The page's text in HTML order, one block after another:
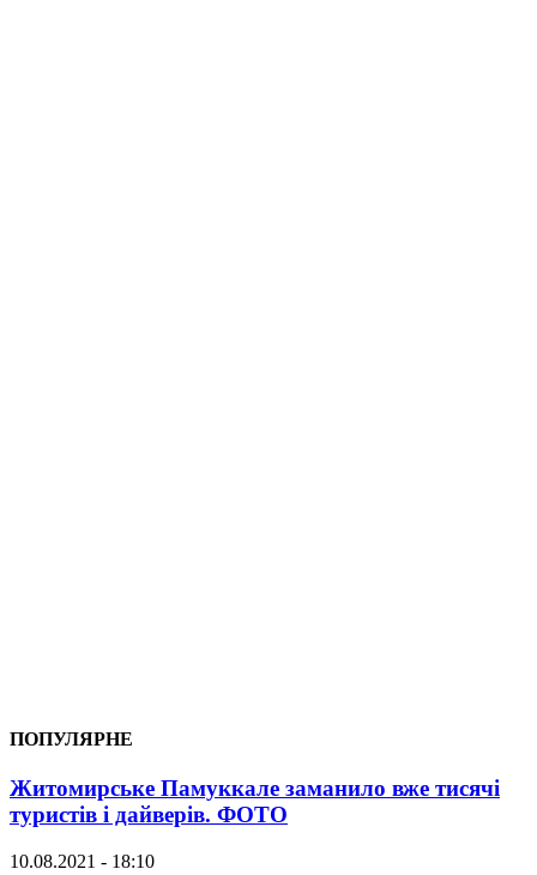
ПОПУЛЯРНЕ
Житомирське Памуккале заманило вже тисячі
туристів і дайверів. ФОТО
10.08.2021 - 18:10